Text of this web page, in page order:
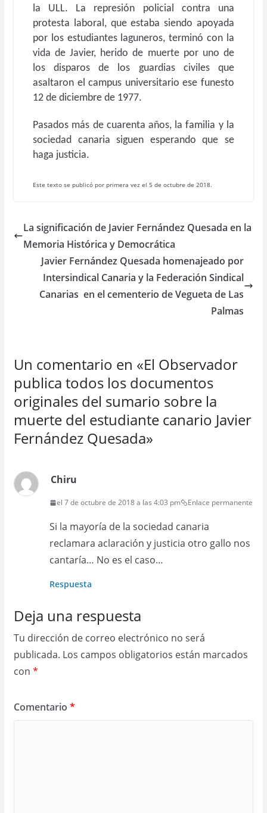
la ULL. La represión policial contra una
protesta laboral, que estaba siendo apoyada
por los estudiantes laguneros, terminó con la
vida de Javier, herido de muerte por uno de
los disparos de los guardias civiles que
asaltaron el campus universitario ese funesto
12 de diciembre de 1977.
Pasados más de cuarenta años, la familia y la
sociedad canaria siguen esperando que se
haga justicia.
Este texto se publicó por primera vez el 5 de octubre de 2018.
La significación de Javier Fernández Quesada en la
Memoria Histórica y Democrática
Javier Fernández Quesada homenajeado por
Intersindical Canaria y la Federación Sindical
Canarias en el cementerio de Vegueta de Las
Palmas
Un comentario en «El Observador
publica todos los documentos
originales del sumario sobre la
muerte del estudiante canario Javier
Fernández Quesada»
Chiru
el 7 de octubre de 2018 a las 4:03 pm Enlace permanente
Si la mayoría de la sociedad canaria
reclamara aclaración y justicia otro gallo nos
cantaría… No es el caso…
Respuesta
Deja una respuesta
Tu dirección de correo electrónico no será
publicada. Los campos obligatorios están marcados
con *
Comentario *